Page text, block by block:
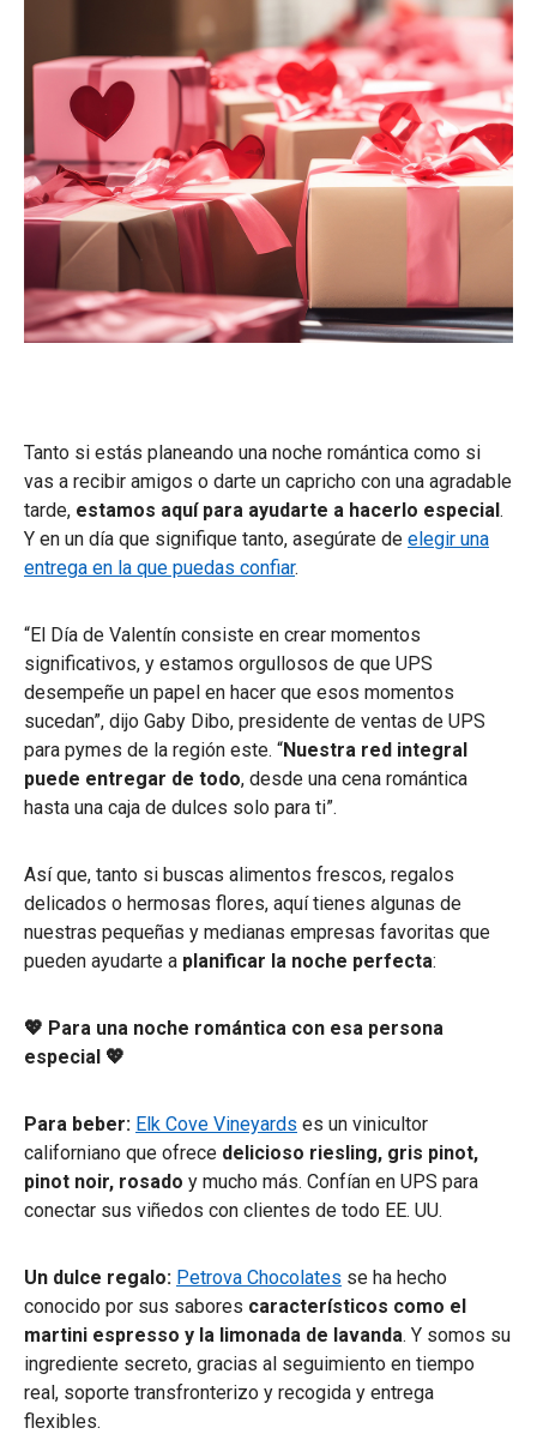
Tanto si estás planeando una noche romántica como si
vas a recibir amigos o darte un capricho con una agradable
tarde, estamos aquí para ayudarte a hacerlo especial.
Y en un día que signifique tanto, asegúrate de elegir una
entrega en la que puedas confiar.
“El Día de Valentín consiste en crear momentos
significativos, y estamos orgullosos de que UPS
desempeñe un papel en hacer que esos momentos
sucedan”, dijo Gaby Dibo, presidente de ventas de UPS
para pymes de la región este. “Nuestra red integral
puede entregar de todo, desde una cena romántica
hasta una caja de dulces solo para ti”.
Así que, tanto si buscas alimentos frescos, regalos
delicados o hermosas flores, aquí tienes algunas de
nuestras pequeñas y medianas empresas favoritas que
pueden ayudarte a planificar la noche perfecta:
💖 Para una noche romántica con esa persona
especial 💖
Para beber: Elk Cove Vineyards es un vinicultor
californiano que ofrece delicioso riesling, gris pinot,
pinot noir, rosado y mucho más. Confían en UPS para
conectar sus viñedos con clientes de todo EE. UU.
Un dulce regalo: Petrova Chocolates se ha hecho
conocido por sus sabores característicos como el
martini espresso y la limonada de lavanda. Y somos su
ingrediente secreto, gracias al seguimiento en tiempo
real, soporte transfronterizo y recogida y entrega
flexibles.